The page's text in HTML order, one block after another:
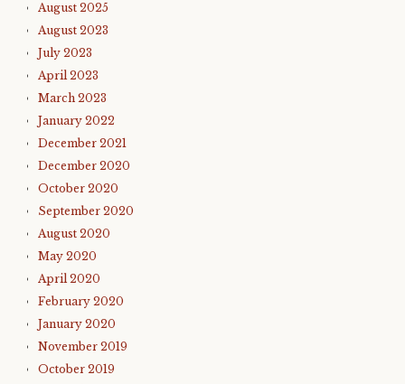
August 2025
August 2023
July 2023
April 2023
March 2023
January 2022
December 2021
December 2020
October 2020
September 2020
August 2020
May 2020
April 2020
February 2020
January 2020
November 2019
October 2019